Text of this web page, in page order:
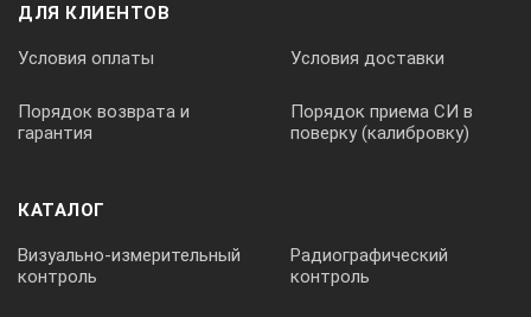
ДЛЯ КЛИЕНТОВ
Условия оплаты Условия доставки
Порядок возврата и
гарантия
Порядок приема СИ в
поверку (калибровку)
КАТАЛОГ
Визуально-измерительный
контроль
Радиографический
контроль